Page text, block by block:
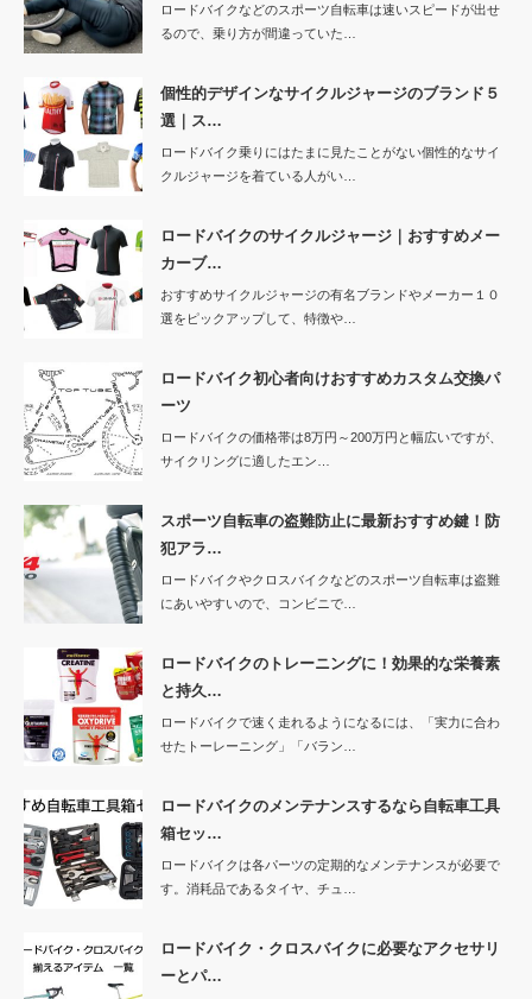
ロードバイクなどのスポーツ自転車は速いスピードが出せ
るので、乗り方が間違っていた…
個性的デザインなサイクルジャージのブランド５
選｜ス…
ロードバイク乗りにはたまに見たことがない個性的なサイ
クルジャージを着ている人がい…
ロードバイクのサイクルジャージ｜おすすめメー
カーブ…
おすすめサイクルジャージの有名ブランドやメーカー１０
選をピックアップして、特徴や…
ロードバイク初心者向けおすすめカスタム交換パ
ーツ
ロードバイクの価格帯は8万円～200万円と幅広いですが、
サイクリングに適したエン…
スポーツ自転車の盗難防止に最新おすすめ鍵！防
犯アラ…
ロードバイクやクロスバイクなどのスポーツ自転車は盗難
にあいやすいので、コンビニで…
ロードバイクのトレーニングに！効果的な栄養素
と持久…
ロードバイクで速く走れるようになるには、「実力に合わ
せたトーレーニング」「バラン…
ロードバイクのメンテナンスするなら自転車工具
箱セッ…
ロードバイクは各パーツの定期的なメンテナンスが必要で
す。消耗品であるタイヤ、チュ…
ロードバイク・クロスバイクに必要なアクセサリ
ーとパ…